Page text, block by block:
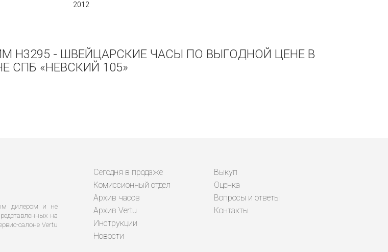
2012
MM H3295 - ШВЕЙЦАРСКИЕ ЧАСЫ ПО ВЫГОДНОЙ ЦЕНЕ В
СПБ «НЕВСКИЙ 105»
дилером и не
на
салоне Vertu
Сегодня в продаже
Комиссионный отдел
Архив часов
Архив Vertu
Инструкции
Новости
Выкуп
Оценка
Вопросы и ответы
Контакты